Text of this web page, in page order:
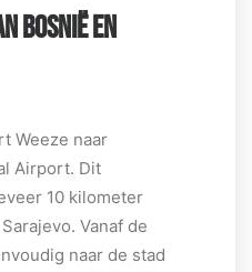
BOSNIË EN
Weeze naar
Airport. Dit
10 kilometer
Vanaf de
naar de stad